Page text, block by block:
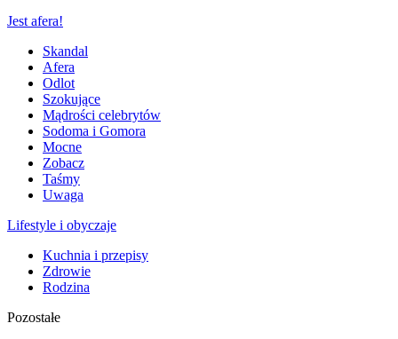
Jest afera!
Skandal
Afera
Odlot
Szokujące
Mądrości celebrytów
Sodoma i Gomora
Mocne
Zobacz
Taśmy
Uwaga
Lifestyle i obyczaje
Kuchnia i przepisy
Zdrowie
Rodzina
Pozostałe